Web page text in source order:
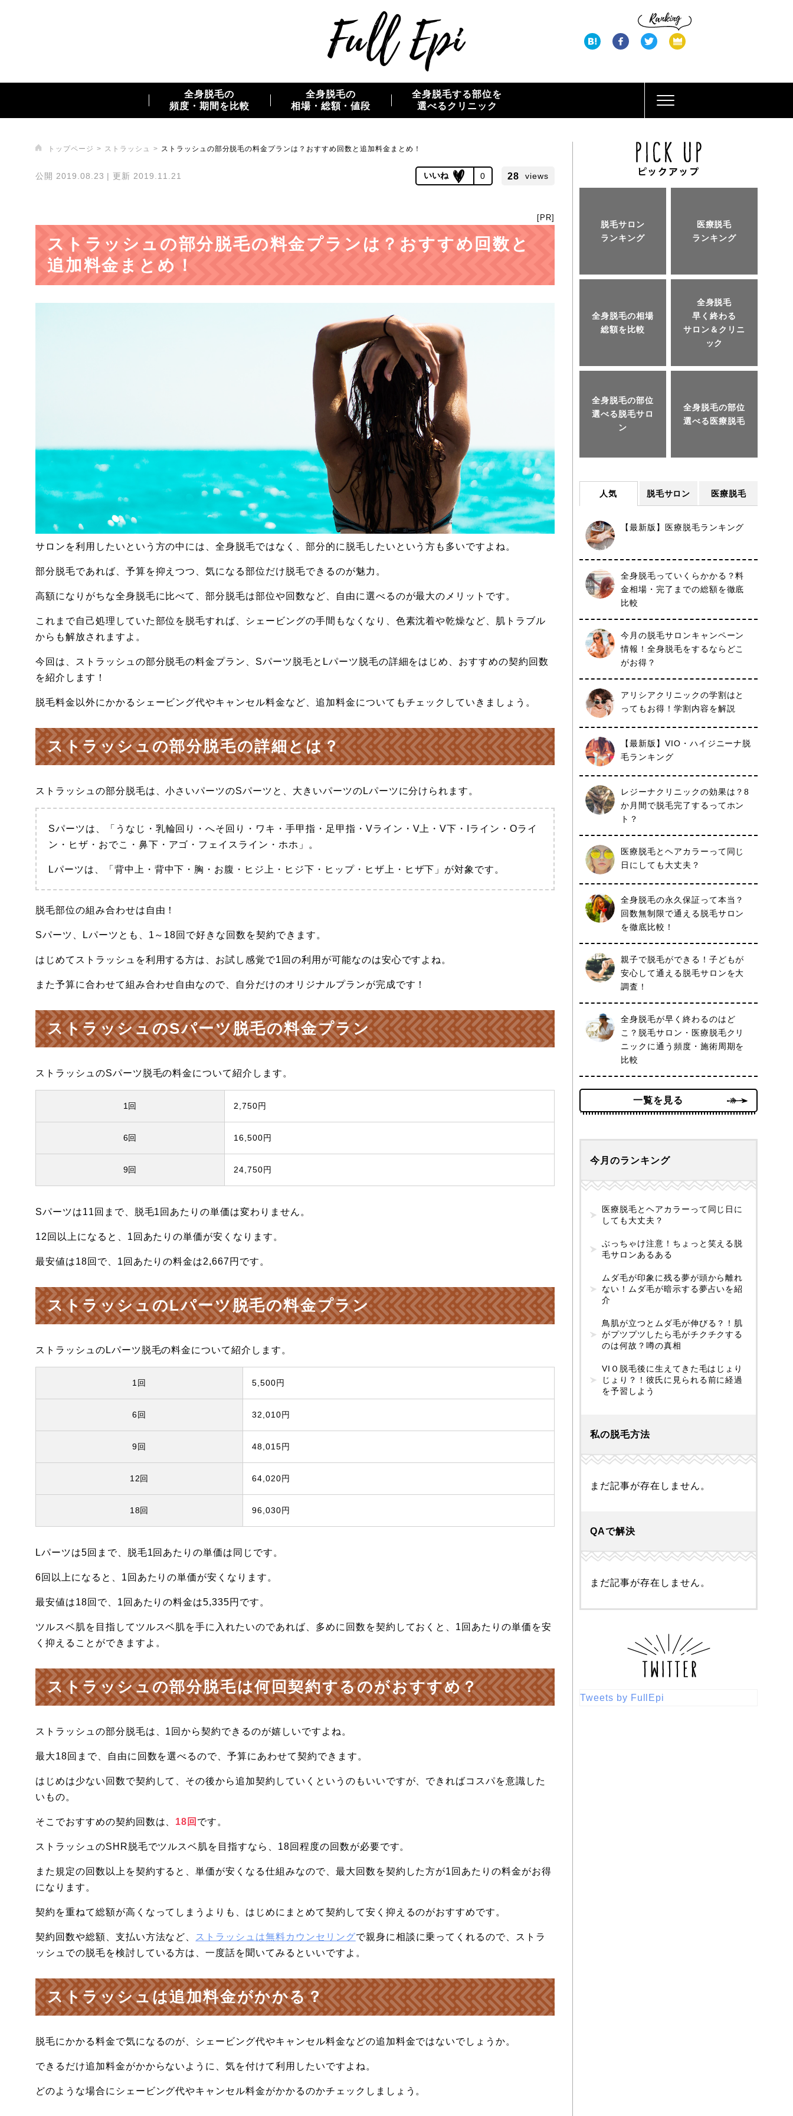
全身脱毛の
頻度・期間を比較
全身脱毛の
相場・総額・値段
全身脱毛する部位を
選べるクリニック
トップページ ストラッシュ ストラッシュの部分脱毛の料金プランは？おすすめ回数と追加料金まとめ！
公開 2019.08.23 | 更新 2019.11.21 0 28 views
[PR]
ストラッシュの部分脱毛の料金プランは？おすすめ回数と
追加料金まとめ！
サロンを利用したいという方の中には、全身脱毛ではなく、部分的に脱毛したいという方も多いですよね。
部分脱毛であれば、予算を抑えつつ、気になる部位だけ脱毛できるのが魅力。
高額になりがちな全身脱毛に比べて、部分脱毛は部位や回数など、自由に選べるのが最大のメリットです。
これまで自己処理していた部位を脱毛すれば、シェービングの手間もなくなり、色素沈着や乾燥など、肌トラブル
からも解放されますよ。
今回は、ストラッシュの部分脱毛の料金プラン、Sパーツ脱毛とLパーツ脱毛の詳細をはじめ、おすすめの契約回数
を紹介します！
脱毛料金以外にかかるシェービング代やキャンセル料金など、追加料金についてもチェックしていきましょう。
ストラッシュの部分脱毛の詳細とは？
ストラッシュの部分脱毛は、小さいパーツのSパーツと、大きいパーツのLパーツに分けられます。
Sパーツは、「うなじ・乳輪回り・へそ回り・ワキ・手甲指・足甲指・Vライン・V上・V下・Iライン・Oライ
ン・ヒザ・おでこ・鼻下・アゴ・フェイスライン・ホホ」。
Lパーツは、「背中上・背中下・胸・お腹・ヒジ上・ヒジ下・ヒップ・ヒザ上・ヒザ下」が対象です。
脱毛部位の組み合わせは自由！
Sパーツ、Lパーツとも、1～18回で好きな回数を契約できます。
はじめてストラッシュを利用する方は、お試し感覚で1回の利用が可能なのは安心ですよね。
また予算に合わせて組み合わせ自由なので、自分だけのオリジナルプランが完成です！
ストラッシュのSパーツ脱毛の料金プラン
ストラッシュのSパーツ脱毛の料金について紹介します。
1回 2,750円
6回 16,500円
9回 24,750円
Sパーツは11回まで、脱毛1回あたりの単価は変わりません。
12回以上になると、1回あたりの単価が安くなります。
最安値は18回で、1回あたりの料金は2,667円です。
ストラッシュのLパーツ脱毛の料金プラン
ストラッシュのLパーツ脱毛の料金について紹介します。
1回 5,500円
6回 32,010円
9回 48,015円
12回 64,020円
18回 96,030円
Lパーツは5回まで、脱毛1回あたりの単価は同じです。
6回以上になると、1回あたりの単価が安くなります。
最安値は18回で、1回あたりの料金は5,335円です。
ツルスベ肌を目指してツルスベ肌を手に入れたいのであれば、多めに回数を契約しておくと、1回あたりの単価を安
く抑えることができますよ。
ストラッシュの部分脱毛は何回契約するのがおすすめ？
ストラッシュの部分脱毛は、1回から契約できるのが嬉しいですよね。
最大18回まで、自由に回数を選べるので、予算にあわせて契約できます。
はじめは少ない回数で契約して、その後から追加契約していくというのもいいですが、できればコスパを意識した
いもの。
そこでおすすめの契約回数は、 18回 です。
ストラッシュのSHR脱毛でツルスベ肌を目指すなら、18回程度の回数が必要です。
また規定の回数以上を契約すると、単価が安くなる仕組みなので、最大回数を契約した方が1回あたりの料金がお得
になります。
契約を重ねて総額が高くなってしまうよりも、はじめにまとめて契約して安く抑えるのがおすすめです。
契約回数や総額、支払い方法など、 ストラッシュは無料カウンセリングで親身に相談に乗ってくれるので、ストラ
ッシュでの脱毛を検討している方は、一度話を聞いてみるといいですよ。
ストラッシュは追加料金がかかる？
脱毛にかかる料金で気になるのが、シェービング代やキャンセル料金などの追加料金ではないでしょうか。
できるだけ追加料金がかからないように、気を付けて利用したいですよね。
どのような場合にシェービング代やキャンセル料金がかかるのかチェックしましょう。
脱毛サロン
ランキング
医療脱毛
ランキング
全身脱毛の相場
総額を比較
全身脱毛
早く終わる
サロン＆クリニ
ック
全身脱毛の部位
選べる脱毛サロ
ン
全身脱毛の部位
選べる医療脱毛
人気 脱毛サロン 医療脱毛
【最新版】医療脱毛ランキング
全身脱毛っていくらかかる？料
金相場・完了までの総額を徹底
比較
今月の脱毛サロンキャンペーン
情報！全身脱毛をするならどこ
がお得？
アリシアクリニックの学割はと
ってもお得！学割内容を解説
【最新版】VIO・ハイジニーナ脱
毛ランキング
レジーナクリニックの効果は？8
か月間で脱毛完了するってホン
ト？
医療脱毛とヘアカラーって同じ
日にしても大丈夫？
全身脱毛の永久保証って本当？
回数無制限で通える脱毛サロン
を徹底比較！
親子で脱毛ができる！子どもが
安心して通える脱毛サロンを大
調査！
全身脱毛が早く終わるのはど
こ？脱毛サロン・医療脱毛クリ
ニックに通う頻度・施術周期を
比較
一覧を見る
今月のランキング
医療脱毛とヘアカラーって同じ日に
しても大丈夫？
ぶっちゃけ注意！ちょっと笑える脱
毛サロンあるある
ムダ毛が印象に残る夢が頭から離れ
ない！ムダ毛が暗示する夢占いを紹
介
鳥肌が立つとムダ毛が伸びる？！肌
がプツプツしたら毛がチクチクする
のは何故？噂の真相
VIＯ脱毛後に生えてきた毛はじょり
じょり？！彼氏に見られる前に経過
を予習しよう
私の脱毛方法
まだ記事が存在しません。
QAで解決
まだ記事が存在しません。
Tweets by FullEpi